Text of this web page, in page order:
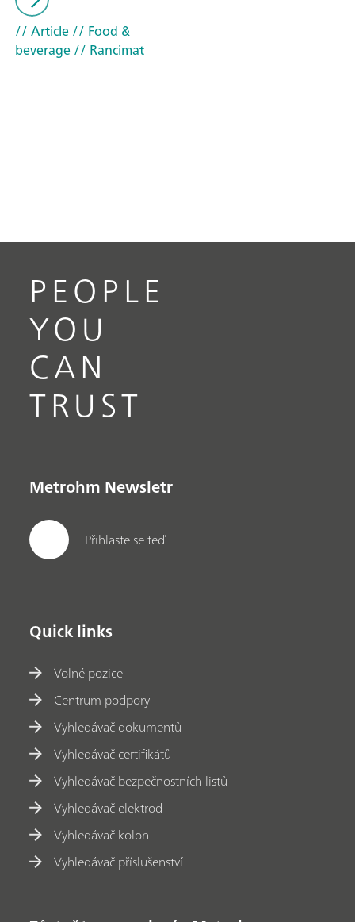
// Article// Food &
beverage// Rancimat
PEOPLE
YOU
CAN
TRUST
Metrohm Newsletr
Přihlaste se teď
Quick links
Volné pozice
Centrum podpory
Vyhledávač dokumentů
Vyhledávač certifikátů
Vyhledávač bezpečnostních listů
Vyhledávač elektrod
Vyhledávač kolon
Vyhledávač příslušenství